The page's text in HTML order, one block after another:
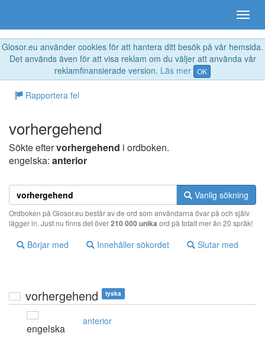
Glosor.eu använder cookies för att hantera ditt besök på vår hemsida.
Det används även för att visa reklam om du väljer att använda vår
reklamfinansierade version. Läs mer OK
Rapportera fel
vorhergehend
Sökte eftervorhergehend i ordboken.
engelska: anterior
Vanlig sökning
Ordboken på Glosor.eu består av de ord som användarna övar på och själv
lägger in. Just nu finns det över210 000 unika ord på totalt mer än 20 språk!
Börjar med Innehåller sökordet Slutar med
vorhergehend tyska
engelska
anterior